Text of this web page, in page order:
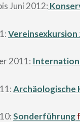
Juni 2012:
Vereinsexkursion
2011:
Archäologische
Sonderführung